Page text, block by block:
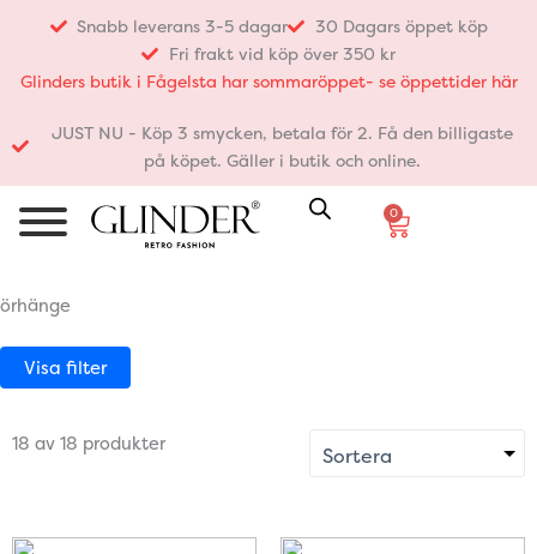
innehåll
Snabb leverans 3-5 dagar
30 Dagars öppet köp
Fri frakt vid köp över 350 kr
Glinders butik i Fågelsta har sommaröppet- se öppettider här
JUST NU - Köp 3 smycken, betala för 2. Få den billigaste
på köpet. Gäller i butik och online.
0
Varukorg
örhänge
Visa filter
18 av 18 produkter